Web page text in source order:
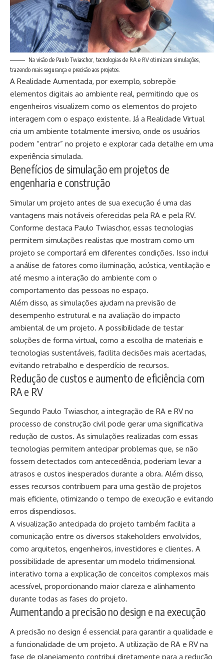
Na visão de Paulo Twiaschor, tecnologias de RA e RV otimizam simulações,
trazendo mais segurança e precisão aos projetos.
A Realidade Aumentada, por exemplo, sobrepõe
elementos digitais ao ambiente real, permitindo que os
engenheiros visualizem como os elementos do projeto
interagem com o espaço existente. Já a Realidade Virtual
cria um ambiente totalmente imersivo, onde os usuários
podem “entrar” no projeto e explorar cada detalhe em uma
experiência simulada.
Benefícios de simulação em projetos de
engenharia e construção
Simular um projeto antes de sua execução é uma das
vantagens mais notáveis oferecidas pela RA e pela RV.
Conforme destaca Paulo Twiaschor, essas tecnologias
permitem simulações realistas que mostram como um
projeto se comportará em diferentes condições. Isso inclui
a análise de fatores como iluminação, acústica, ventilação e
até mesmo a interação do ambiente com o
comportamento das pessoas no espaço.
Além disso, as simulações ajudam na previsão de
desempenho estrutural e na avaliação do impacto
ambiental de um projeto. A possibilidade de testar
soluções de forma virtual, como a escolha de materiais e
tecnologias sustentáveis, facilita decisões mais acertadas,
evitando retrabalho e desperdício de recursos.
Redução de custos e aumento de eficiência com
RA e RV
Segundo Paulo Twiaschor, a integração de RA e RV no
processo de construção civil pode gerar uma significativa
redução de custos. As simulações realizadas com essas
tecnologias permitem antecipar problemas que, se não
fossem detectados com antecedência, poderiam levar a
atrasos e custos inesperados durante a obra. Além disso,
esses recursos contribuem para uma gestão de projetos
mais eficiente, otimizando o tempo de execução e evitando
erros dispendiosos.
A visualização antecipada do projeto também facilita a
comunicação entre os diversos stakeholders envolvidos,
como arquitetos, engenheiros, investidores e clientes. A
possibilidade de apresentar um modelo tridimensional
interativo torna a explicação de conceitos complexos mais
acessível, proporcionando maior clareza e alinhamento
durante todas as fases do projeto.
Aumentando a precisão no design e na execução
A precisão no design é essencial para garantir a qualidade e
a funcionalidade de um projeto. A utilização de RA e RV na
fase de planejamento contribui diretamente para a redução